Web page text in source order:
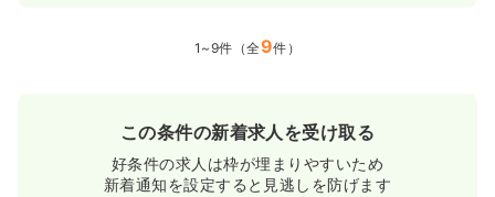
1~9件（全9件）
この条件の新着求人を受け取る
好条件の求人は枠が埋まりやすいため
新着通知を設定すると見逃しを防げます